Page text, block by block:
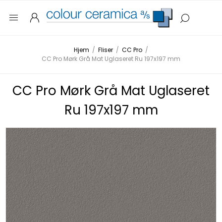
Hjem / Fliser / CC Pro /
CC Pro Mørk Grå Mat Uglaseret Ru 197x197 mm
CC Pro Mørk Grå Mat Uglaseret
Ru 197x197 mm